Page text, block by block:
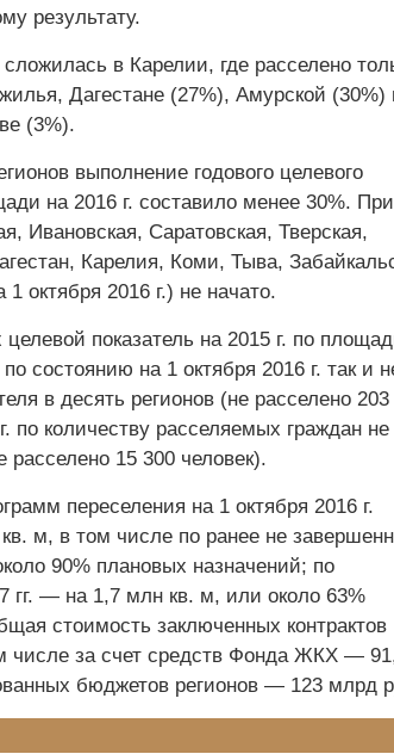
результату.
в Карелии, где расселено
Дагестане (27%), Амурской (30%)
(3%).
выполнение годового целевого
на 2016 г. составило менее 30%. При
Ивановская, Саратовская, Тверская,
Карелия, Коми, Тыва,
октября 2016 г.) не начато.
показатель на 2015 г. по
состоянию на 1 октября 2016 г. так и
в десять регионов (не расселено 203
по количеству расселяемых граждан не
расселено 15 300 человек).
переселения на 1 октября 2016 г.
м, в том числе по ранее не
90% плановых назначений; по
— на 1,7 млн кв. м, или около 63%
стоимость заключенных контрактов
числе за счет средств Фонда ЖКХ —
бюджетов регионов — 123 млрд